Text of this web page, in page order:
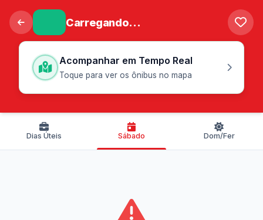
Carregando...
Acompanhar em Tempo Real
Toque para ver os ônibus no mapa
Dias Úteis Sábado Dom/Fer